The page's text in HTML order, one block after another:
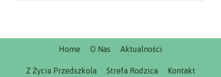
Home O Nas Aktualności
Z Życia Przedszkola Strefa Rodzica Kontakt